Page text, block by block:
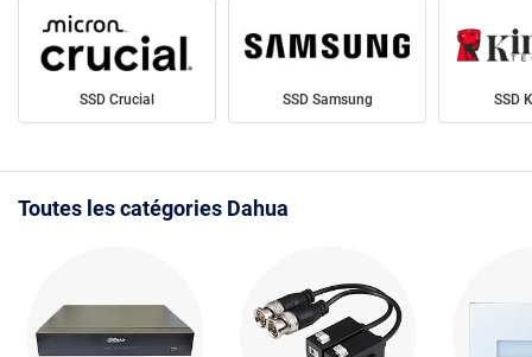
SSD Crucial SSD Samsung SSD
Toutes les catégories Dahua